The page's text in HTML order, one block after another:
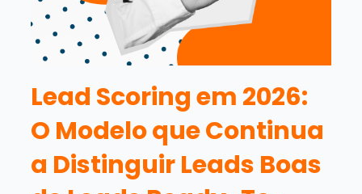
Lead Scoring em 2026:
O Modelo que Continua
a Distinguir Leads Boas